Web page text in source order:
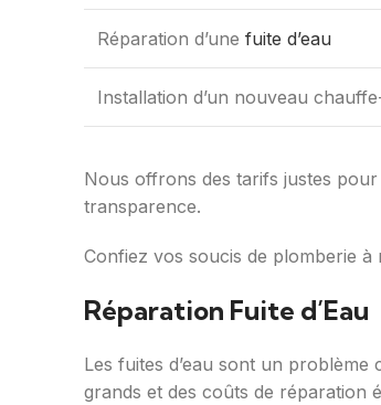
Réparation d’une fuite d’eau
Installation d’un nouveau
Nous offrons des tarifs justes
transparence.
Confiez vos soucis de plomberie
Réparation Fuite d’Eau
Les fuites d’eau sont un
grands et des coûts de réparation